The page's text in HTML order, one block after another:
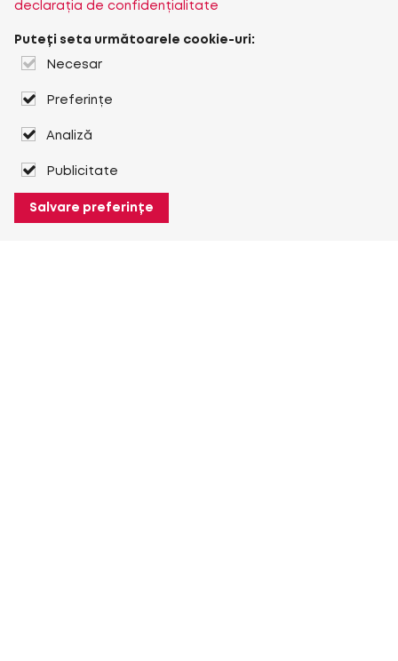
declarația de confidențialitate
Puteți seta următoarele cookie-uri:
Necesar
Preferințe
Analiză
Publicitate
Salvare preferințe